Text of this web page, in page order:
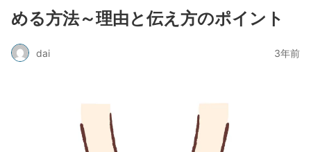
める方法～理由と伝え方のポイント
dai 3年前